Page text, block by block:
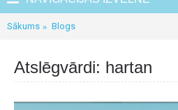
Sākums Blogs
Atslēgvārdi: hartan